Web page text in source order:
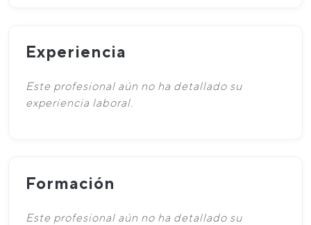
Experiencia
Este profesional aún no ha detallado su
experiencia laboral.
Formación
Este profesional aún no ha detallado su